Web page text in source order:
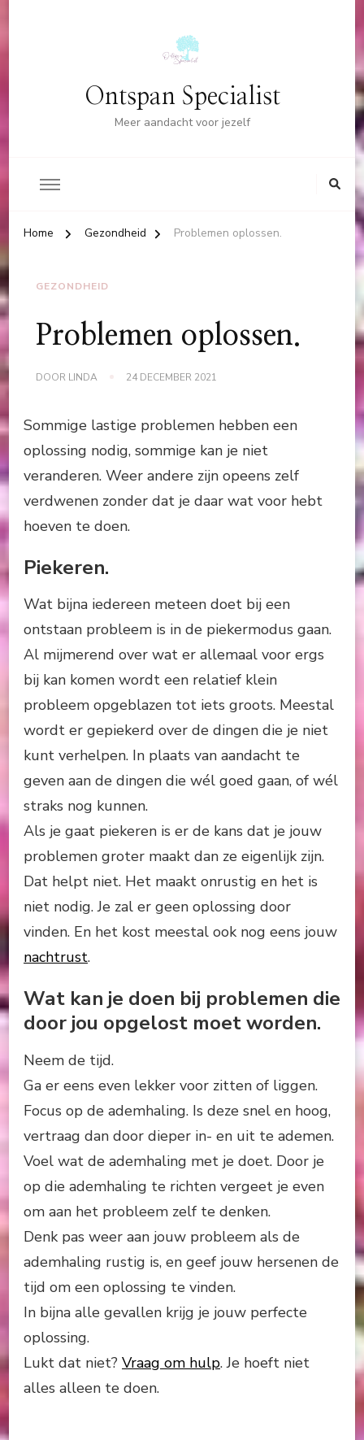
Ontspan Specialist
Meer aandacht voor jezelf
Home Gezondheid Problemen oplossen.
GEZONDHEID
Problemen oplossen.
DOOR LINDA 24 DECEMBER 2021
Sommige lastige problemen hebben een
oplossing nodig, sommige kan je niet
veranderen. Weer andere zijn opeens zelf
verdwenen zonder dat je daar wat voor hebt
hoeven te doen.
Piekeren.
Wat bijna iedereen meteen doet bij een
ontstaan probleem is in de piekermodus gaan.
Al mijmerend over wat er allemaal voor ergs
bij kan komen wordt een relatief klein
probleem opgeblazen tot iets groots. Meestal
wordt er gepiekerd over de dingen die je niet
kunt verhelpen. In plaats van aandacht te
geven aan de dingen die wél goed gaan, of wél
straks nog kunnen.
Als je gaat piekeren is er de kans dat je jouw
problemen groter maakt dan ze eigenlijk zijn.
Dat helpt niet. Het maakt onrustig en het is
niet nodig. Je zal er geen oplossing door
vinden. En het kost meestal ook nog eens jouw
nachtrust.
Wat kan je doen bij problemen die
door jou opgelost moet worden.
Neem de tijd.
Ga er eens even lekker voor zitten of liggen.
Focus op de ademhaling. Is deze snel en hoog,
vertraag dan door dieper in- en uit te ademen.
Voel wat de ademhaling met je doet. Door je
op die ademhaling te richten vergeet je even
om aan het probleem zelf te denken.
Denk pas weer aan jouw probleem als de
ademhaling rustig is, en geef jouw hersenen de
tijd om een oplossing te vinden.
In bijna alle gevallen krijg je jouw perfecte
oplossing.
Lukt dat niet? Vraag om hulp. Je hoeft niet
alles alleen te doen.